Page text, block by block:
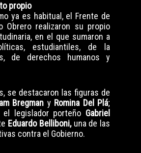
propio
ya es habitual, el Frente de
Obrero realizaron su propio
en el que sumaron a
estudiantiles, de la
de derechos humanos y
se destacaron las figuras de
Bregman y Romina Del Plá;
legislador porteño Gabriel
Eduardo Belliboni,una de las
contra el Gobierno.